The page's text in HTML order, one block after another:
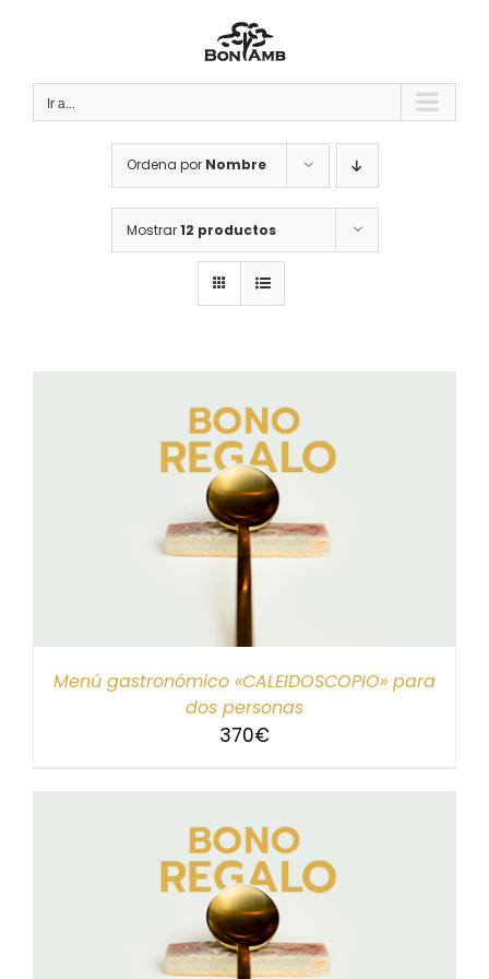
Ir a...
Ordena por Nombre
Mostrar12 productos
Menú gastronómico «CALEIDOSCOPIO» para
dos personas
370€